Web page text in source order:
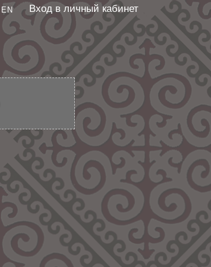
EN Вход в личный кабинет